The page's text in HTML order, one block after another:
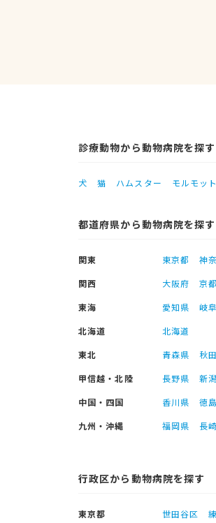
診療動物から動物病院を探す
犬 猫 ハムスター モルモット
都道府県から動物病院を探す
関東 東京都 神
関西
大阪府 京
東海
愛知県 岐
北海道
北海道
東北
青森県 秋
甲信越・北陸
長野県 新
中国・四国
香川県 徳
九州・沖縄
福岡県 長
行政区から動物病院を探す
東京都 世田谷区